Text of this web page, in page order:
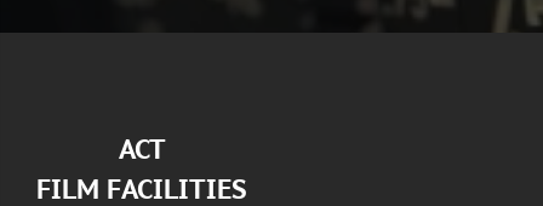
АСТ
FILM FACILITIES